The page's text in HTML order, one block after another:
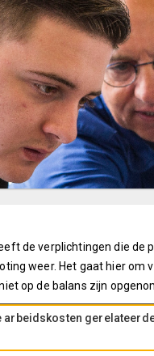
de verplichtingen die de
weer. Het gaat hier
op de balans zijn